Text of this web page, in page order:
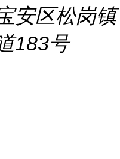
安区松岗镇
183号